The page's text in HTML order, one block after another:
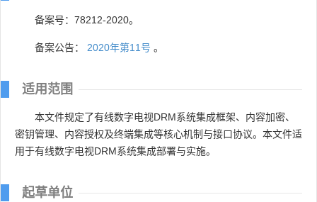
备案号：78212-2020。
备案公告： 2020年第11号 。
适用范围
本文件规定了有线数字电视DRM系统集成框架、内容加密、
密钥管理、内容授权及终端集成等核心机制与接口协议。本文件适
用于有线数字电视DRM系统集成部署与实施。
起草单位